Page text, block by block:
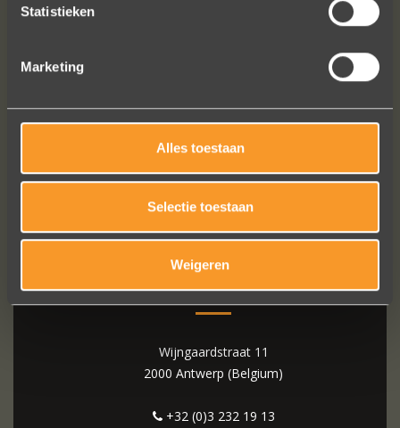
Statistieken
Marketing
Alles toestaan
Selectie toestaan
Weigeren
WIM MEEUSSEN
Wijngaardstraat 11
2000 Antwerp (Belgium)
+32 (0)3 232 19 13